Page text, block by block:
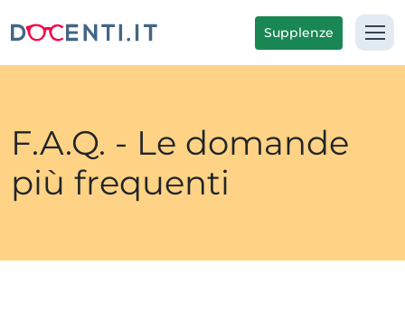
Supplenze
F.A.Q. - Le domande
più frequenti